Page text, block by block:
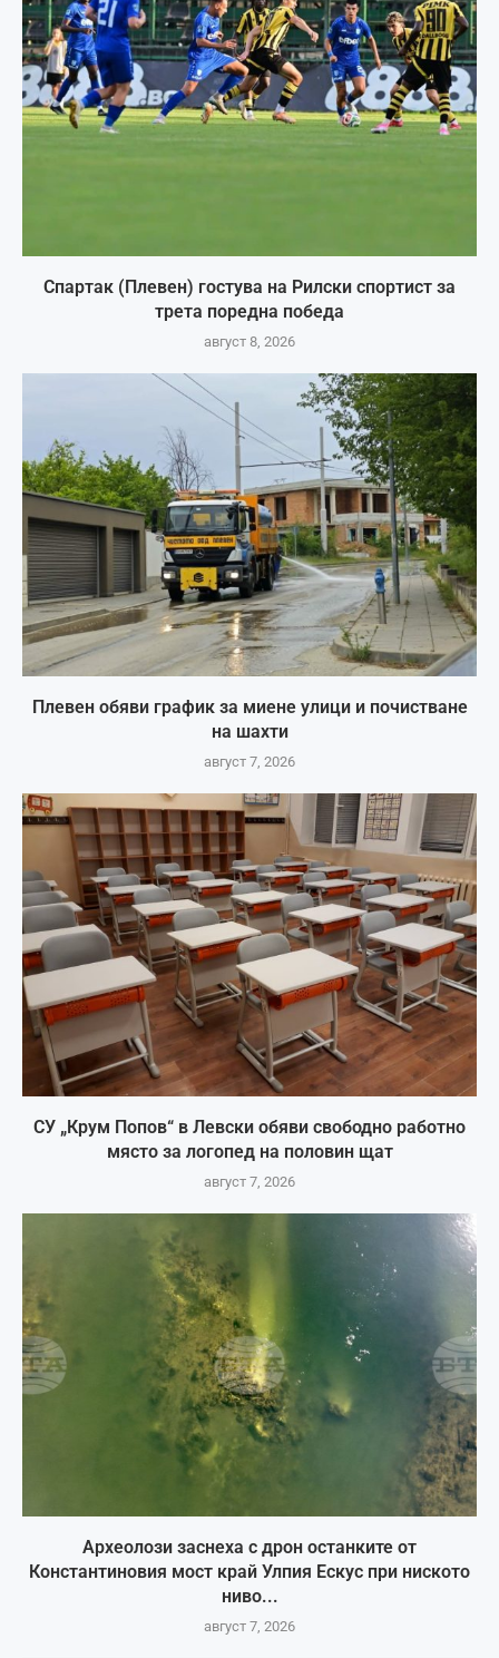
Спартак (Плевен) гостува на Рилски спортист за
трета поредна победа
август 8, 2026
Плевен обяви график за миене улици и почистване
на шахти
август 7, 2026
СУ „Крум Попов“ в Левски обяви свободно работно
място за логопед на половин щат
август 7, 2026
Археолози заснеха с дрон останките от
Константиновия мост край Улпия Ескус при ниското
ниво...
август 7, 2026